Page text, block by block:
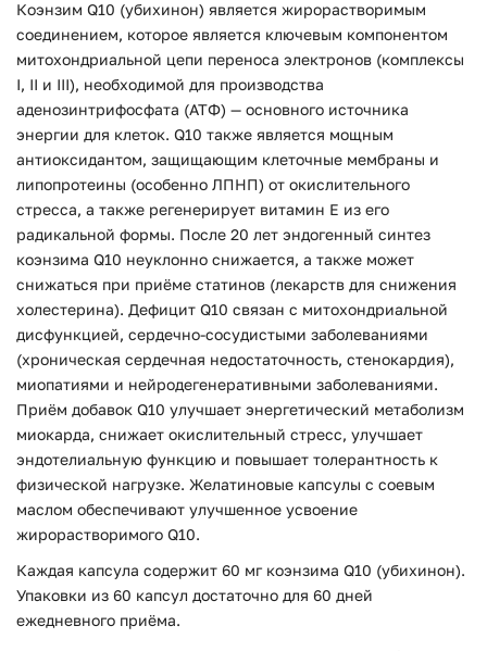
Коэнзим Q10 (убихинон) является жирорастворимым
соединением, которое является ключевым компонентом
митохондриальной цепи переноса электронов (комплексы
I, II и III), необходимой для производства
аденозинтрифосфата (АТФ) — основного источника
энергии для клеток. Q10 также является мощным
антиоксидантом, защищающим клеточные мембраны и
липопротеины (особенно ЛПНП) от окислительного
стресса, а также регенерирует витамин E из его
радикальной формы. После 20 лет эндогенный синтез
коэнзима Q10 неуклонно снижается, а также может
снижаться при приёме статинов (лекарств для снижения
холестерина). Дефицит Q10 связан с митохондриальной
дисфункцией, сердечно-сосудистыми заболеваниями
(хроническая сердечная недостаточность, стенокардия),
миопатиями и нейродегенеративными заболеваниями.
Приём добавок Q10 улучшает энергетический метаболизм
миокарда, снижает окислительный стресс, улучшает
эндотелиальную функцию и повышает толерантность к
физической нагрузке. Желатиновые капсулы с соевым
маслом обеспечивают улучшенное усвоение
жирорастворимого Q10.
Каждая капсула содержит 60 мг коэнзима Q10 (убихинон).
Упаковки из 60 капсул достаточно для 60 дней
ежедневного приёма.